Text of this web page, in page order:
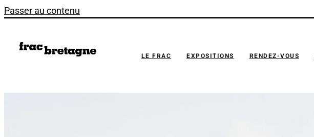
Passer au contenu
LE FRAC EXPOSITIONS RENDEZ-VOUS